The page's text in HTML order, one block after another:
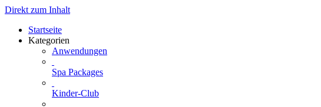
Direkt zum Inhalt
Startseite
Kategorien
Anwendungen
Spa Packages
Kinder-Club